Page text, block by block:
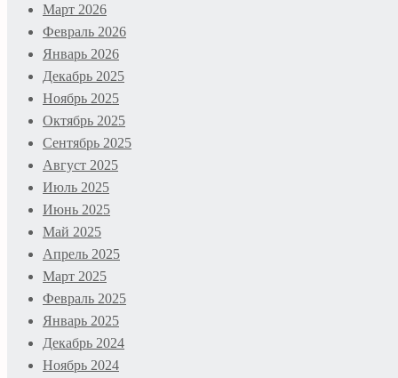
Март 2026
Февраль 2026
Январь 2026
Декабрь 2025
Ноябрь 2025
Октябрь 2025
Сентябрь 2025
Август 2025
Июль 2025
Июнь 2025
Май 2025
Апрель 2025
Март 2025
Февраль 2025
Январь 2025
Декабрь 2024
Ноябрь 2024